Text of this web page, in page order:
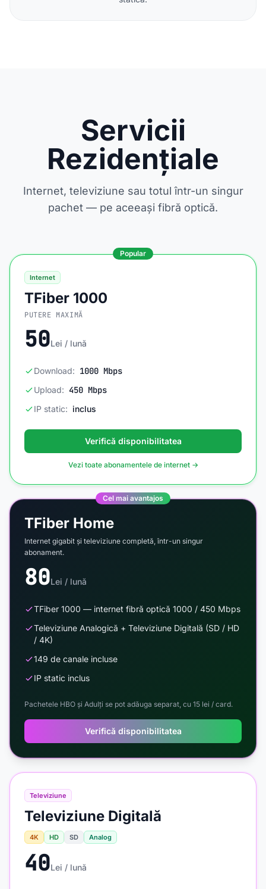
Servicii
Rezidențiale
Internet, televiziune sau totul într-un singur
pachet — pe aceeași fibră optică.
Popular
Internet
TFiber 1000
PUTERE MAXIMĂ
50Lei / lună
Download: 1000 Mbps
Upload: 450 Mbps
IP static: inclus
Verifică disponibilitatea
Vezi toate abonamentele de internet →
Televiziune
Televiziune Digitală
4K HD SD Analog
40Lei / lună
Cel mai avantajos
TFiber Home
Internet gigabit și televiziune completă, într-un singur
abonament.
80Lei / lună
TFiber 1000 — internet fibră optică 1000 / 450 Mbps
Televiziune Analogică + Televiziune Digitală (SD / HD
/ 4K)
149 de canale incluse
IP static inclus
Pachetele HBO și Adulți se pot adăuga separat, cu 15 lei / card.
Verifică disponibilitatea